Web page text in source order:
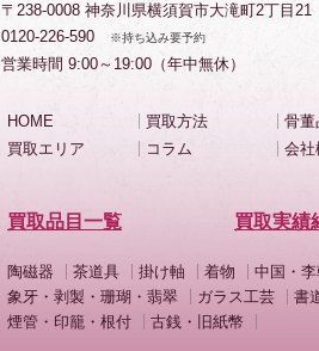
〒238-0008 神奈川県横須賀市大滝町2丁目21
0120-226-590
※持ち込み要予約
営業時間 9:00～19:00（年中無休）
HOME 買取方法 骨董
買取エリア
コラム 会社
買取品目一覧 買取実績
陶磁器 茶道具 掛け軸 着物 中国・
象牙・剥製・珊瑚・翡翠
ガラス工芸
書
煙管・印籠・根付
古銭・旧紙幣